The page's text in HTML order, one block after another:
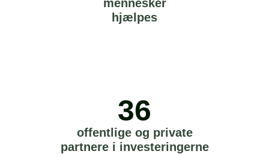
mennesker
hjælpes
36
offentlige og private
partnere i investeringerne